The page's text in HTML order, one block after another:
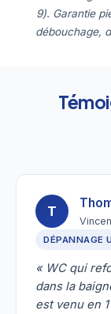
9). Garantie
débouchage,
T
DÉPANNAGE
« WC qui
dans la
est venu en